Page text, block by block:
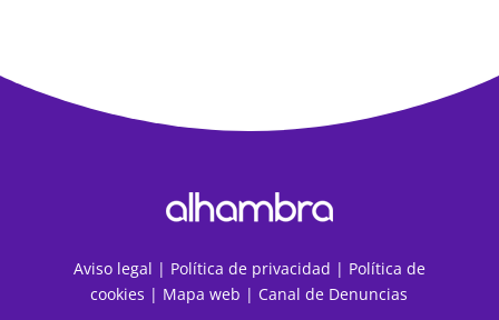
Aviso legal | Política de privacidad | Política de
cookies | Mapa web |Canal de Denuncias